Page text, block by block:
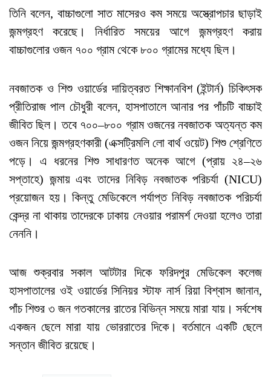
তিনি বলেন, বাচ্চাগুলো সাত মাসেরও কম সময়ে অস্ত্রোপচার ছাড়াই
জন্মগ্রহণ করেছে। নির্ধারিত সময়ের আগে জন্মগ্রহণ করায়
বাচ্চাগুলোর ওজন ৭০০ গ্রাম থেকে ৮০০ গ্রামের মধ্যে ছিল।
নবজাতক ও শিশু ওয়ার্ডের দায়িত্বরত শিক্ষানবিশ (ইন্টার্ন) চিকিৎসক
প্রীতিরাজ পাল চৌধুরী বলেন, হাসপাতালে আনার পর পাঁচটি বাচ্চাই
জীবিত ছিল। তবে ৭০০–৮০০ গ্রাম ওজনের নবজাতক অত্যন্ত কম
ওজন নিয়ে জন্মগ্রহণকারী (এক্সট্রিমলি লো বার্থ ওয়েট) শিশু শ্রেণিতে
পড়ে। এ ধরনের শিশু সাধারণত অনেক আগে (প্রায় ২৪–২৬
সপ্তাহে) জন্মায় এবং তাদের নিবিড় নবজাতক পরিচর্যা (NICU)
প্রয়োজন হয়। কিন্তু মেডিকেলে পর্যাপ্ত নিবিড় নবজাতক পরিচর্যা
কেন্দ্র না থাকায় তাদেরকে ঢাকায় নেওয়ার পরামর্শ দেওয়া হলেও তারা
নেননি।
আজ শুক্রবার সকাল আটটার দিকে ফরিদপুর মেডিকেল কলেজ
হাসপাতালের ওই ওয়ার্ডের সিনিয়র স্টাফ নার্স রিয়া বিশ্বাস জানান,
পাঁচ শিশুর ৩ জন গতকালের রাতের বিভিন্ন সময়ে মারা যায়। সর্বশেষ
একজন ছেলে মারা যায় ভোররাতের দিকে। বর্তমানে একটি ছেলে
সন্তান জীবিত রয়েছে।